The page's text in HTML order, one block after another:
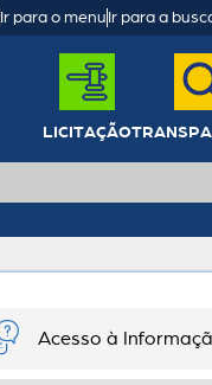
Ir para o menu Ir para a
LICITAÇÃO
Acesso à